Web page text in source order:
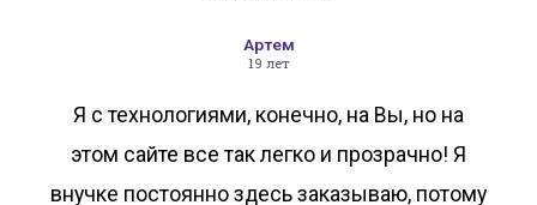
Артем
19 лет
Я с технологиями, конечно, на Вы, но на
этом сайте все так легко и прозрачно! Я
внучке постоянно здесь заказываю, потому